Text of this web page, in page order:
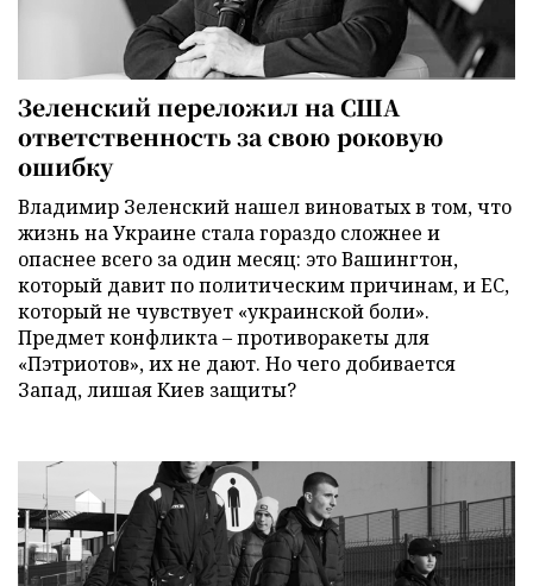
Зеленский переложил на США
ответственность за свою роковую
ошибку
Владимир Зеленский нашел виноватых в том, что
жизнь на Украине стала гораздо сложнее и
опаснее всего за один месяц: это Вашингтон,
который давит по политическим причинам, и ЕС,
который не чувствует «украинской боли».
Предмет конфликта – противоракеты для
«Пэтриотов», их не дают. Но чего добивается
Запад, лишая Киев защиты?